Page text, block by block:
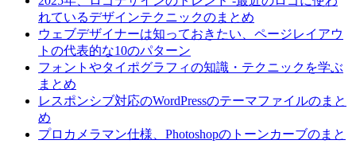
れているデザインテクニックのまとめ
ウェブデザイナーは知っておきたい、ページレイアウ
トの代表的な10のパターン
フォントやタイポグラフィの知識・テクニックを学ぶ
まとめ
レスポンシブ対応のWordPressのテーマファイルのまと
め
プロカメラマン仕様、Photoshopのトーンカーブのまと